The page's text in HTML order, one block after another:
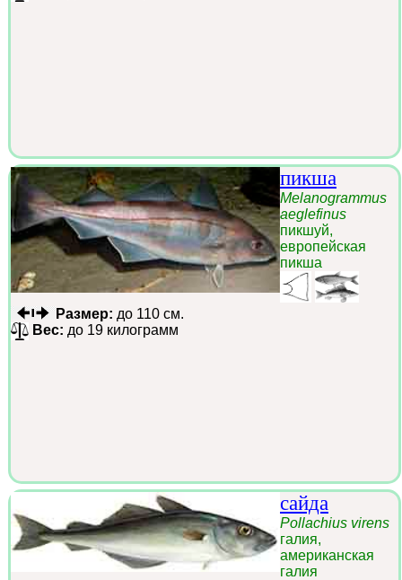
пикша
Melanogrammus
aeglefinus
пикшуй,
европейская
пикша
Размер: до 110 см.
Вес: до 19 килограмм
сайда
Pollachius virens
галия,
американская
галия